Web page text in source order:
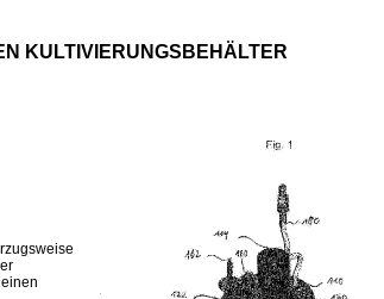
KULTIVIERUNGSBEHÄLTER